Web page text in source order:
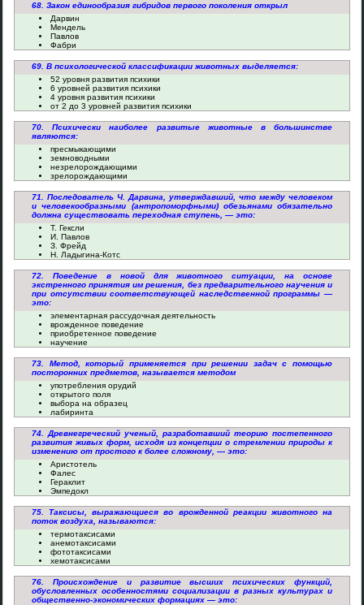
68. Закон единообразия гибридов первого поколения открыл
Дарвин
Мендель
Павлов
Фабри
69. В психологической классификации животных выделяется:
52 уровня развития психики
6 уровней развития психики
4 уровня развития психики
от 2 до 3 уровней развития психики
70. Психически наиболее развитые животные в большинстве
являются:
пресмыкающими
земноводными
незрелорождающими
зрелорождающими
71. Последователь Ч. Дарвина, утверждавший, что между человеком
и человекообразными (антропоморфными) обезьянами обязательно
должна существовать переходная ступень, — это:
Т. Гексли
И. Павлов
З. Фрейд
Н. Ладыгина-Котс
72. Поведение в новой для животного ситуации, на основе
экстренного принятия им решения, без предварительного научения и
при отсутствии соответствующей наследственной программы —
это:
элементарная рассудочная деятельность
врожденное поведение
приобретенное поведение
научение
73. Метод, который применяется при решении задач с помощью
посторонних предметов, называется методом
употребления орудий
открытого поля
выбора на образец
лабиринта
74. Древнегреческий ученый, разработавший теорию постепенного
развития живых форм, исходя из концепции о стремлении природы к
изменению от простого к более сложному, — это:
Аристотель
Фалес
Гераклит
Эмпедокл
75. Таксисы, выражающиеся во врожденной реакции животного на
поток воздуха, называются:
термотаксисами
анемотаксисами
фототаксисами
хемотаксисами
76. Происхождение и развитие высших психических функций,
обусловленных особенностями социализации в разных культурах и
общественно-экономических формациях — это: